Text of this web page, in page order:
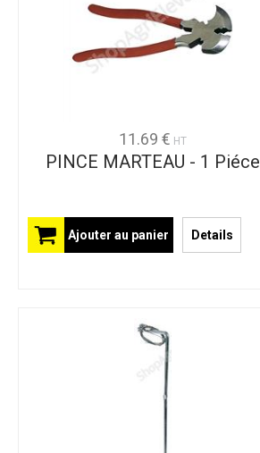
11.69 € HT
PINCE MARTEAU - 1 Piéce
Ajouter au panier Details